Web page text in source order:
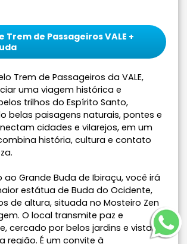
Trem de Passageiros VALE +
Trem de Passageiros da VALE,
uma viagem histórica e
trilhos do Espírito Santo,
belas paisagens naturais, pontes e
cidades e vilarejos, em um
história, cultura e contato
ao Grande Buda de Ibiraçu, você irá
estátua de Buda do Ocidente,
de altura, situada no Mosteiro Zen
O local transmite paz e
cercado por belos jardins e vista
região. É um convite à